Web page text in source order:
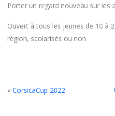
Porter un regard nouveau sur les
Ouvert à tous les jeunes de 10 à
région, scolarisés ou non
« CorsicaCup 2022